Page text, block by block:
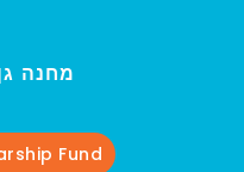
מחנה
Fund